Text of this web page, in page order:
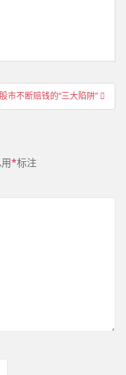
市不断赔钱的“三大陷阱”
*标注